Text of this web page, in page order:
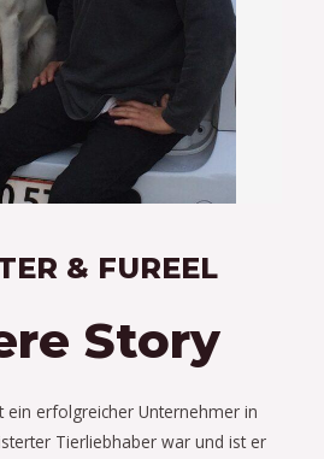
& FUREEL
Story
ein erfolgreicher Unternehmer in
Tierliebhaber war und ist er